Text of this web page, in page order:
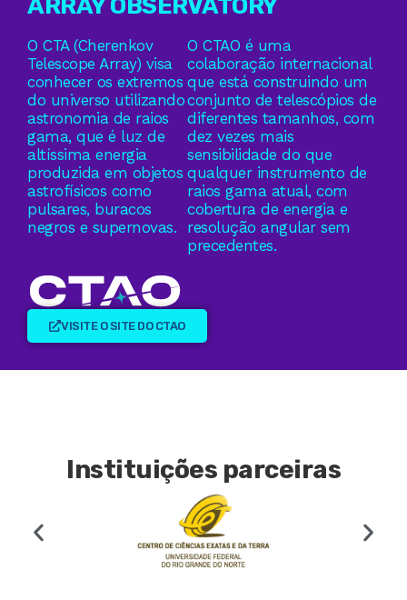
ARRAY OBSERVATORY
O CTA (Cherenkov
Telescope Array) visa
conhecer os extremos
do universo utilizando
astronomia de raios
gama, que é luz de
altíssima energia
produzida em objetos
astrofísicos como
pulsares, buracos
negros e supernovas.
O CTAO é uma
colaboração internacional
que está construindo um
conjunto de telescópios de
diferentes tamanhos, com
dez vezes mais
sensibilidade do que
qualquer instrumento de
raios gama atual, com
cobertura de energia e
resolução angular sem
precedentes.
VISITE O SITE DO CTAO
Instituições parceiras